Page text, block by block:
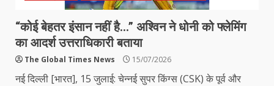
“कोई बेहतर इंसान नहीं है…” अश्विन ने धोनी को फ्लेमिंग
का आदर्श उत्तराधिकारी बताया
The Global Times News 15/07/2026
नई दिल्ली [भारत], 15 जुलाई: चेन्नई सुपर किंग्स (CSK) के पूर्व और